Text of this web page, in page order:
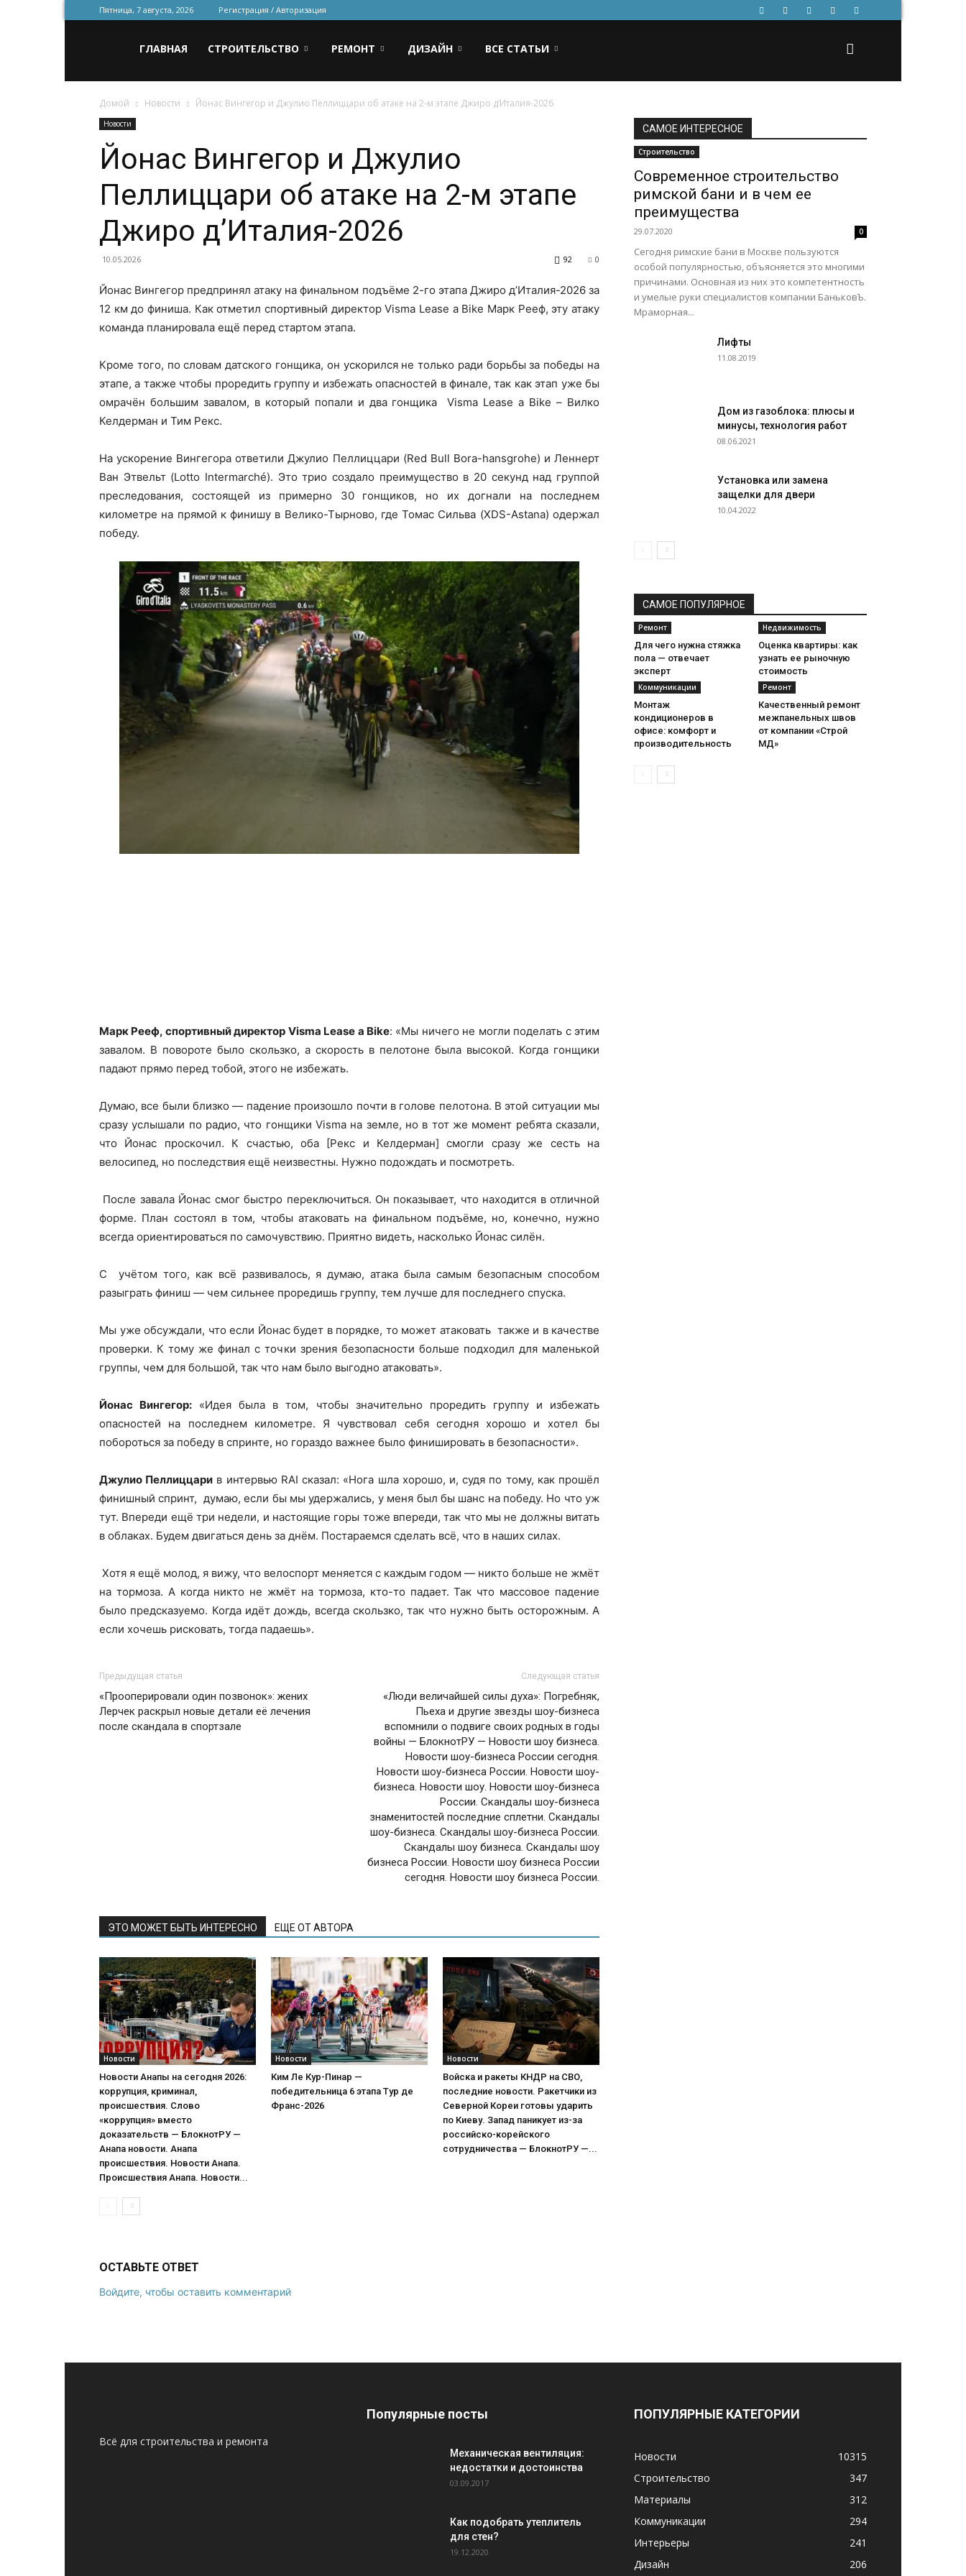
Пятница, 7 августа, 2026 Регистрация / Авторизация
для
строительства
ГЛАВНАЯ СТРОИТЕЛЬСТВО РЕМОНТ ДИЗАЙН ВСЕ СТАТЬИ
Домой Новости Йонас Вингегор и Джулио Пеллиццари об атаке на 2-м этапе Джиро д’Италия-2026
Новости
Йонас Вингегор и Джулио
Пеллиццари об атаке на 2-м этапе
Джиро д’Италия-2026
10.05.2026 0
92
Йонас Вингегор предпринял атаку на финальном подъёме 2-го этапа Джиро д’Италия-2026 за
12 км до финиша. Как отметил спортивный директор Visma Lease a Bike Марк Рееф, эту атаку
команда планировала ещё перед стартом этапа.
Кроме того, по словам датского гонщика, он ускорился не только ради борьбы за победы на
этапе, а также чтобы проредить группу и избежать опасностей в финале, так как этап уже бы
омрачён большим завалом, в который попали и два гонщика Visma Lease a Bike – Вилко
Келдерман и Тим Рекс.
На ускорение Вингегора ответили Джулио Пеллиццари (Red Bull Bora-hansgrohe) и Леннерт
Ван Этвельт (Lotto Intermarché). Это трио создало преимущество в 20 секунд над группой
преследования, состоящей из примерно 30 гонщиков, но их догнали на последнем
километре на прямой к финишу в Велико-Тырново, где Томас Сильва (XDS-Astana) одержал
победу.
Марк Рееф, спортивный директор Visma Lease a Bike: «Мы ничего не могли поделать с этим
завалом. В повороте было скользко, а скорость в пелотоне была высокой. Когда гонщики
падают прямо перед тобой, этого не избежать.
Думаю, все были близко — падение произошло почти в голове пелотона. В этой ситуации мы
сразу услышали по радио, что гонщики Visma на земле, но в тот же момент ребята сказали,
что Йонас проскочил. К счастью, оба [Рекс и Келдерман] смогли сразу же сесть на
велосипед, но последствия ещё неизвестны. Нужно подождать и посмотреть.
После завала Йонас смог быстро переключиться. Он показывает, что находится в отличной
форме. План состоял в том, чтобы атаковать на финальном подъёме, но, конечно, нужно
всегда ориентироваться по самочувствию. Приятно видеть, насколько Йонас силён.
С учётом того, как всё развивалось, я думаю, атака была самым безопасным способом
разыграть финиш — чем сильнее проредишь группу, тем лучше для последнего спуска.
Мы уже обсуждали, что если Йонас будет в порядке, то может атаковать также и в качестве
проверки. К тому же финал с точки зрения безопасности больше подходил для маленькой
группы, чем для большой, так что нам было выгодно атаковать».
Йонас Вингегор: «Идея была в том, чтобы значительно проредить группу и избежать
опасностей на последнем километре. Я чувствовал себя сегодня хорошо и хотел бы
побороться за победу в спринте, но гораздо важнее было финишировать в безопасности».
Джулио Пеллиццари в интервью RAI сказал: «Нога шла хорошо, и, судя по тому, как прошёл
финишный спринт, думаю, если бы мы удержались, у меня был бы шанс на победу. Но что уж
тут. Впереди ещё три недели, и настоящие горы тоже впереди, так что мы не должны витать
в облаках. Будем двигаться день за днём. Постараемся сделать всё, что в наших силах.
Хотя я ещё молод, я вижу, что велоспорт меняется с каждым годом — никто больше не жмёт
на тормоза. А когда никто не жмёт на тормоза, кто-то падает. Так что массовое падение
было предсказуемо. Когда идёт дождь, всегда скользко, так что нужно быть осторожным. А
если хочешь рисковать, тогда падаешь».
Предыдущая статья
«Прооперировали один позвонок»: жених
Лерчек раскрыл новые детали её лечения
после скандала в спортзале
Следующая статья
«Люди величайшей силы духа»: Погребняк,
Пьеха и другие звезды шоу-бизнеса
вспомнили о подвиге своих родных в годы
войны — БлокнотРУ — Новости шоу бизнеса.
Новости шоу-бизнеса России сегодня.
Новости шоу-бизнеса России. Новости шоу-
бизнеса. Новости шоу. Новости шоу-бизнеса
России. Скандалы шоу-бизнеса
знаменитостей последние сплетни. Скандалы
шоу-бизнеса. Скандалы шоу-бизнеса России.
Скандалы шоу бизнеса. Скандалы шоу
бизнеса России. Новости шоу бизнеса России
сегодня. Новости шоу бизнеса России.
ЭТО МОЖЕТ БЫТЬ ИНТЕРЕСНО ЕЩЕ ОТ АВТОРА
Новости
Новости Анапы на сегодня 2026:
коррупция, криминал,
происшествия. Слово
«коррупция» вместо
доказательств — БлокнотРУ —
Анапа новости. Анапа
происшествия. Новости Анапа.
Происшествия Анапа. Новости...
Новости
Ким Ле Кур-Пинар —
победительница 6 этапа Тур де
Франс-2026
Новости
Войска и ракеты КНДР на СВО,
последние новости. Ракетчики из
Северной Кореи готовы ударить
по Киеву. Запад паникует из-за
российско-корейского
сотрудничества — БлокнотРУ —...
ОСТАВЬТЕ ОТВЕТ
Войдите, чтобы оставить комментарий
САМОЕ ИНТЕРЕСНОЕ
Строительство
Современное строительство
римской бани и в чем ее
преимущества
29.07.2020 0
Сегодня римские бани в Москве пользуются
особой популярностью, объясняется это многими
причинами. Основная из них это компетентность
и умелые руки специалистов компании БаньковЪ.
Мраморная...
Лифты
11.08.2019
Дом из газоблока: плюсы и
минусы, технология работ
08.06.2021
Установка или замена
защелки для двери
10.04.2022
САМОЕ ПОПУЛЯРНОЕ
Ремонт
Для чего нужна стяжка
пола — отвечает
эксперт
Недвижимость
Оценка квартиры: как
узнать ее рыночную
стоимость
Коммуникации
Монтаж
кондиционеров в
офисе: комфорт и
производительность
Ремонт
Качественный ремонт
межпанельных швов
от компании «Строй
МД»
Всё для строительства и ремонта
Популярные посты
Механическая вентиляция:
недостатки и достоинства
03.09.2017
Как подобрать утеплитель
для стен?
19.12.2020
ПОПУЛЯРНЫЕ КАТЕГОРИИ
Новости
10315
Строительство
347
Материалы
312
Коммуникации
294
Интерьеры
241
Дизайн
206